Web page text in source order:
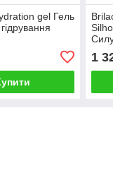
gel Гель
1